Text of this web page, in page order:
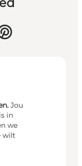
Jou
in
we
wilt